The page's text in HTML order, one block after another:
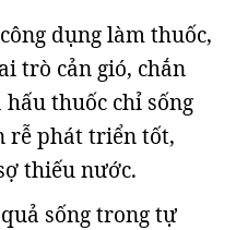
dụng làm thuốc,
trò cản gió, chắn
thuốc chỉ sống
rễ phát triển tốt,
thiếu nước.
sống trong tự